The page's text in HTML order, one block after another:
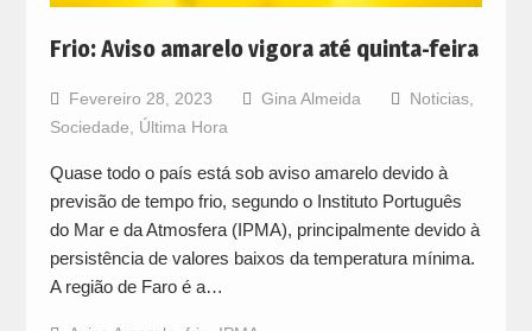
Frio: Aviso amarelo vigora até quinta-feira
Fevereiro 28, 2023 Gina Almeida Noticias,
Sociedade
Última Hora
Quase todo o país está sob aviso amarelo devido à
previsão de tempo frio, segundo o Instituto Português
do Mar e da Atmosfera (IPMA), principalmente devido à
persistência de valores baixos da temperatura mínima.
A região de Faro é a…